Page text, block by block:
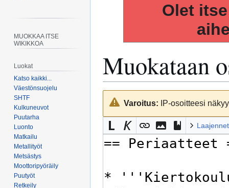
Olet
Muokataan
Siirry
navigaatioon
Siirry
hakuunVaroitus: IP-osoitteesi
MUOKKAA ITSE
WIKIKKOA
Luokat
Katso kaikki...
Väestönsuojelu
SHTF
Kulkuneuvot
Puutarha
Luonto
Matkailu
Metallityöt
Metsästys
Moottoripyöräily
Puutyöt
Retkeily